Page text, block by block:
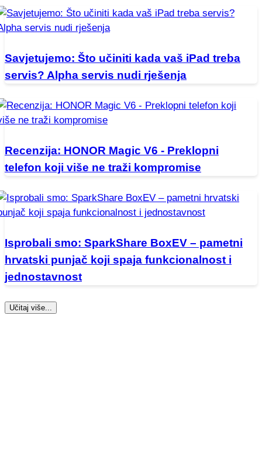
Savjetujemo: Što učiniti kada vaš iPad treba
servis? Alpha servis nudi rješenja
Recenzija: HONOR Magic V6 - Preklopni
telefon koji više ne traži kompromise
Isprobali smo: SparkShare BoxEV – pametni
hrvatski punjač koji spaja funkcionalnost i
jednostavnost
Učitaj više...